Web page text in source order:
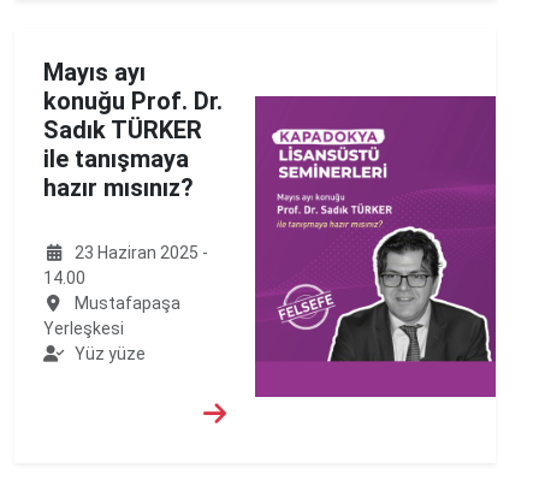
Mayıs ayı
konuğu Prof. Dr.
Sadık TÜRKER
ile tanışmaya
hazır mısınız?
23 Haziran 2025 -
14.00
Mustafapaşa
Yerleşkesi
Yüz yüze